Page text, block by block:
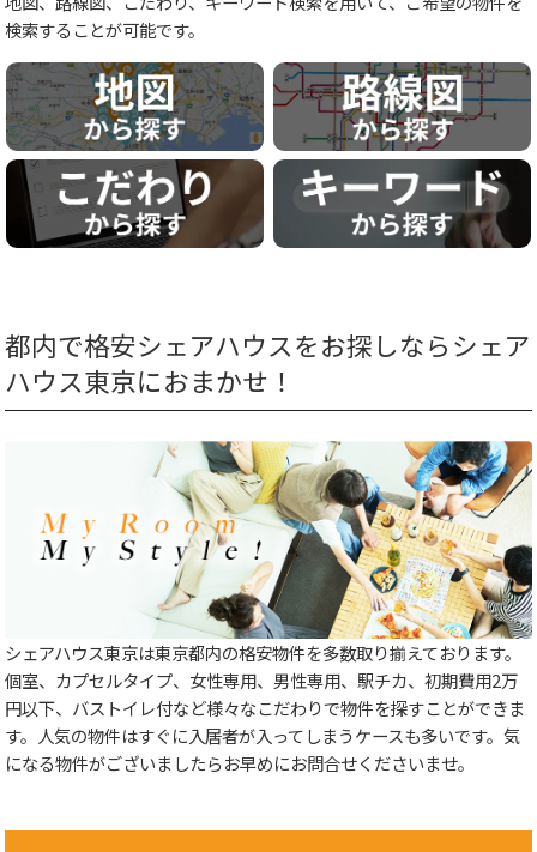
検索することが可能です。
都内で格安シェアハウスをお探しならシェア
ハウス東京におまかせ！
シェアハウス東京は東京都内の格安物件を多数取り揃えております。
個室、カプセルタイプ、女性専用、男性専用、駅チカ、初期費用2万
円以下、バストイレ付など様々なこだわりで物件を探すことができま
す。人気の物件はすぐに入居者が入ってしまうケースも多いです。気
になる物件がございましたらお早めにお問合せくださいませ。